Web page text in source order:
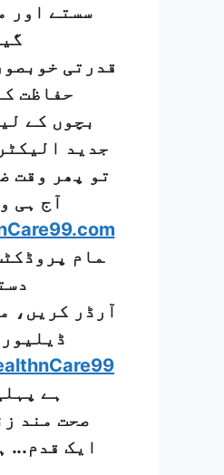
سستے اور
قدرتی
حفاظت
بچوں کے
جدید
تو پھر وقت
آج ہی
مام
آرڈر کریں،
ہے
صحت مند
ایک قدم...